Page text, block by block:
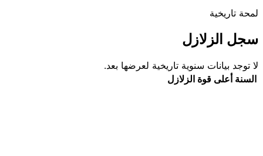
لمحة تاريخية
سجل الزلازل
لا توجد بيانات سنوية تاريخية لعرضها بعد.
السنة أعلى قوة الزلازل